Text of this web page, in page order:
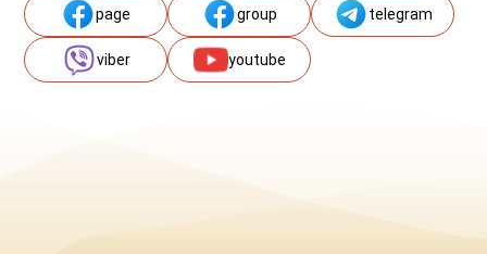
page group telegram
viber youtube